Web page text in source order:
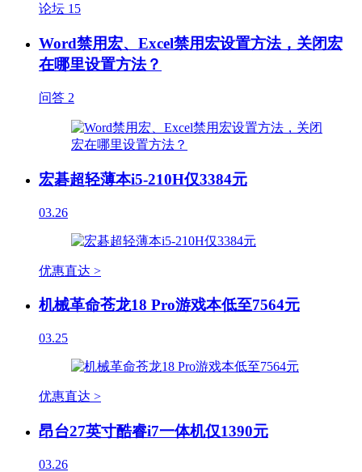
论坛 15
Word禁用宏、Excel禁用宏设置方法，关闭宏
在哪里设置方法？
问答 2
宏碁超轻薄本i5-210H仅3384元
03.26
优惠直达 >
机械革命苍龙18 Pro游戏本低至7564元
03.25
优惠直达 >
昂台27英寸酷睿i7一体机仅1390元
03.26